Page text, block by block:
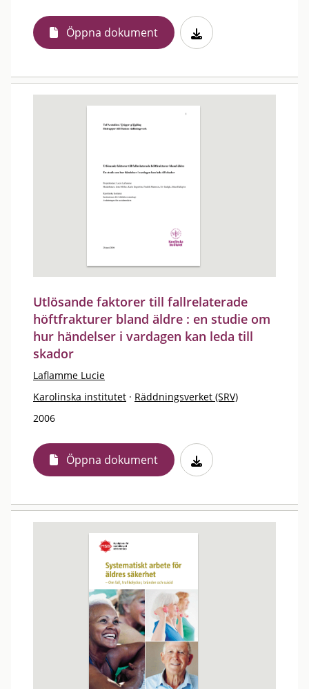
Öppna dokument
Utlösande faktorer till fallrelaterade
höftfrakturer bland äldre : en studie om
hur händelser i vardagen kan leda till
skador
Laflamme Lucie
Karolinska institutet · Räddningsverket (SRV)
2006
Öppna dokument